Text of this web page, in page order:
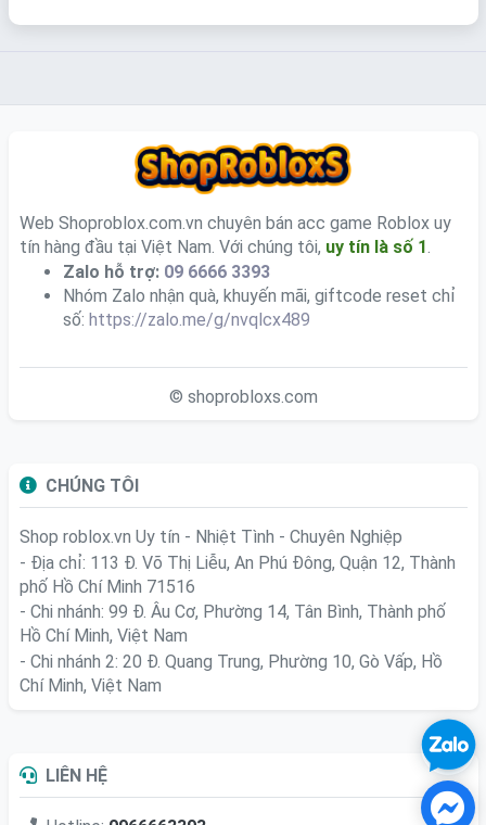
Web Shoproblox.com.vn chuyên bán acc game Roblox uy
tín hàng đầu tại Việt Nam. Với chúng tôi, uy tín là số 1
Zalo hỗ trợ: 09 6666 3393
Nhóm Zalo nhận quà, khuyến mãi, giftcode reset chỉ
số: https://zalo.me/g/nvqlcx489
© shoprobloxs.com
CHÚNG TÔI
Shop roblox.vn Uy tín - Nhiệt Tình - Chuyên Nghiệp
- Địa chỉ: 113 Đ. Võ Thị Liễu, An Phú Đông, Quận 12, Thành
phố Hồ Chí Minh 71516
- Chi nhánh: 99 Đ. Âu Cơ, Phường 14, Tân Bình, Thành phố
Hồ Chí Minh, Việt Nam
- Chi nhánh 2: 20 Đ. Quang Trung, Phường 10, Gò Vấp, Hồ
Chí Minh, Việt Nam
LIÊN HỆ